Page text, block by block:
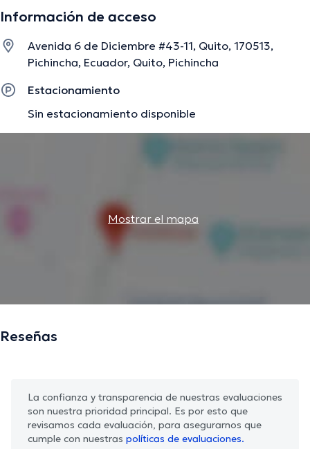
Información de acceso
Avenida 6 de Diciembre #43-11, Quito, 170513,
Pichincha, Ecuador, Quito, Pichincha
Estacionamiento
Sin estacionamiento disponible
Mostrar el mapa
Reseñas
La confianza y transparencia de nuestras evaluaciones
son nuestra prioridad principal. Es por esto que
revisamos cada evaluación, para asegurarnos que
cumple con nuestras políticas de evaluaciones.